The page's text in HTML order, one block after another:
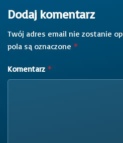
Dodaj komentarz
Twój adres email nie zostanie
pola są oznaczone *
Komentarz *